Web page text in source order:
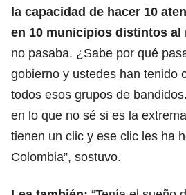
la capacidad de hacer 10
en 10 municipios distintos al
no pasaba. ¿Sabe por qué
gobierno y ustedes han tenido
todos esos grupos de
en lo que no sé si es la
tienen un clic y ese clic les ha
Colombia”, sostuvo.